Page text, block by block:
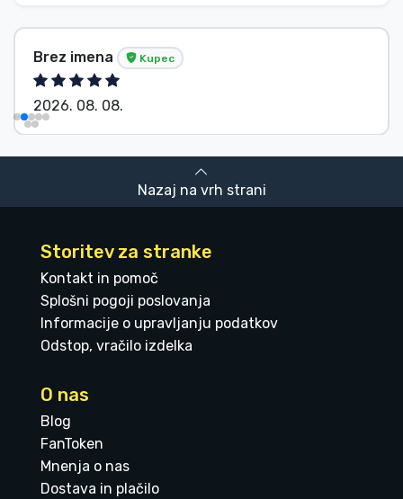
Brez imena Kupec
2026. 08. 08.
Nazaj na vrh strani
Storitev za stranke
Kontakt in pomoč
Splošni pogoji poslovanja
Informacije o upravljanju podatkov
Odstop, vračilo izdelka
O nas
Blog
FanToken
Mnenja o nas
Dostava in plačilo